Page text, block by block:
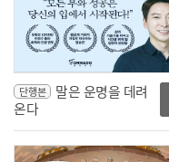
단행본
말은 운명을 데려
온다